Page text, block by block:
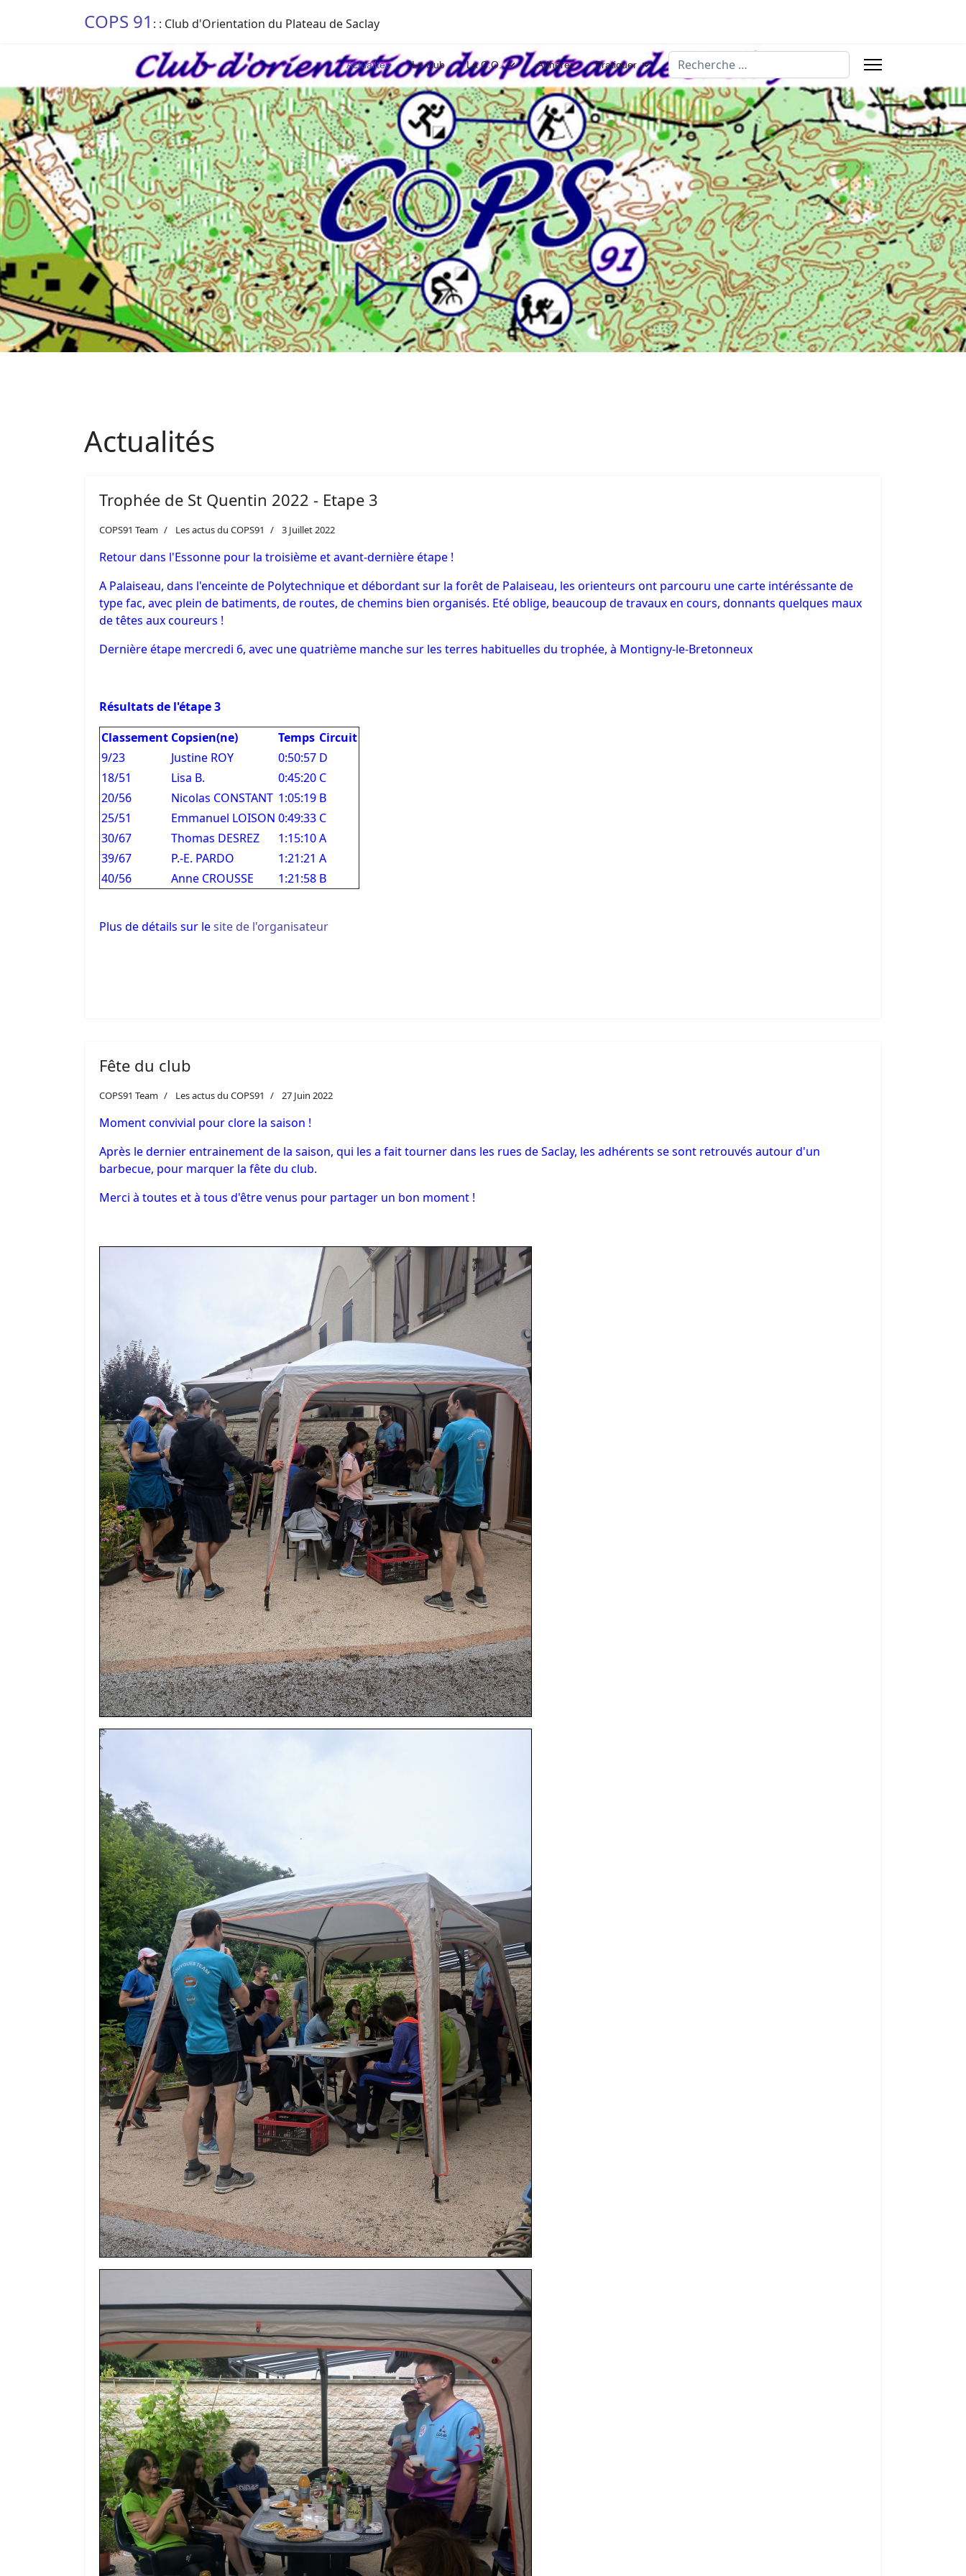
COPS 91 : : Club d'Orientation du Plateau de Saclay
Actualités Le club La C.O. Adhérer Pratiquer Rechercher
Actualités
Trophée de St Quentin 2022 - Etape 3
COPS91 Team Les actus du COPS91 3 Juillet 2022
Retour dans l'Essonne pour la troisième et avant-dernière étape !
A Palaiseau, dans l'enceinte de Polytechnique et débordant sur la forêt de Palaiseau, les orienteurs ont parcouru une carte intéréssante de
type fac, avec plein de batiments, de routes, de chemins bien organisés. Eté oblige, beaucoup de travaux en cours, donnants quelques maux
de têtes aux coureurs !
Dernière étape mercredi 6, avec une quatrième manche sur les terres habituelles du trophée, à Montigny-le-Bretonneux
Résultats de l'étape 3
Classement Copsien(ne) Temps Circuit
9/23
Justine ROY 0:50:57 D
18/51
Lisa B. 0:45:20 C
20/56
Nicolas CONSTANT 1:05:19 B
25/51
Emmanuel LOISON 0:49:33 C
30/67
Thomas DESREZ 1:15:10A
39/67
P.-E. PARDO 1:21:21 A
40/56
Anne CROUSSE 1:21:58 B
Plus de détails sur lesite de l'organisateur
Fête du club
COPS91 Team Les actus du COPS91 27 Juin 2022
Moment convivial pour clore la saison !
Après le dernier entrainement de la saison, qui les a fait tourner dans les rues de Saclay, les adhérents se sont retrouvés autour d'un
barbecue, pour marquer la fête du club.
Merci à toutes et à tous d'être venus pour partager un bon moment !